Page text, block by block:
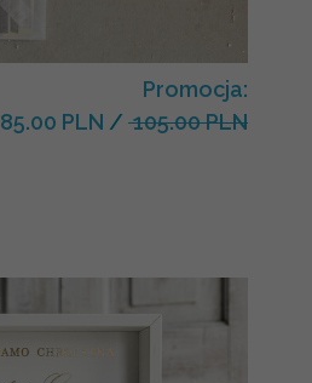
Promocja:
85.00 PLN / 105.00 PLN